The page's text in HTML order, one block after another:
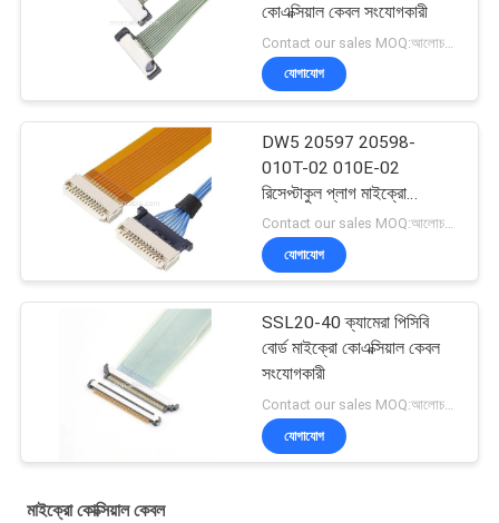
কোএক্সিয়াল কেবল সংযোগকারী
যোগাযোগ
DW5 20597 20598-
010T-02 010E-02
রিসেপ্টাকুল প্লাগ মাইক্রো
কোএক্সিয়াল ক্যাবল
Contact our sales MOQ:আলোচনাযোগ্য
যোগাযোগ
SSL20-40 ক্যামেরা পিসিবি
বোর্ড মাইক্রো কোএক্সিয়াল কেবল
সংযোগকারী
Contact our sales MOQ:আলোচনাযোগ্য
যোগাযোগ
মাইক্রো কোক্সিয়াল কেবল